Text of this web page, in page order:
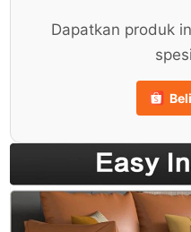
Dapatkan produk